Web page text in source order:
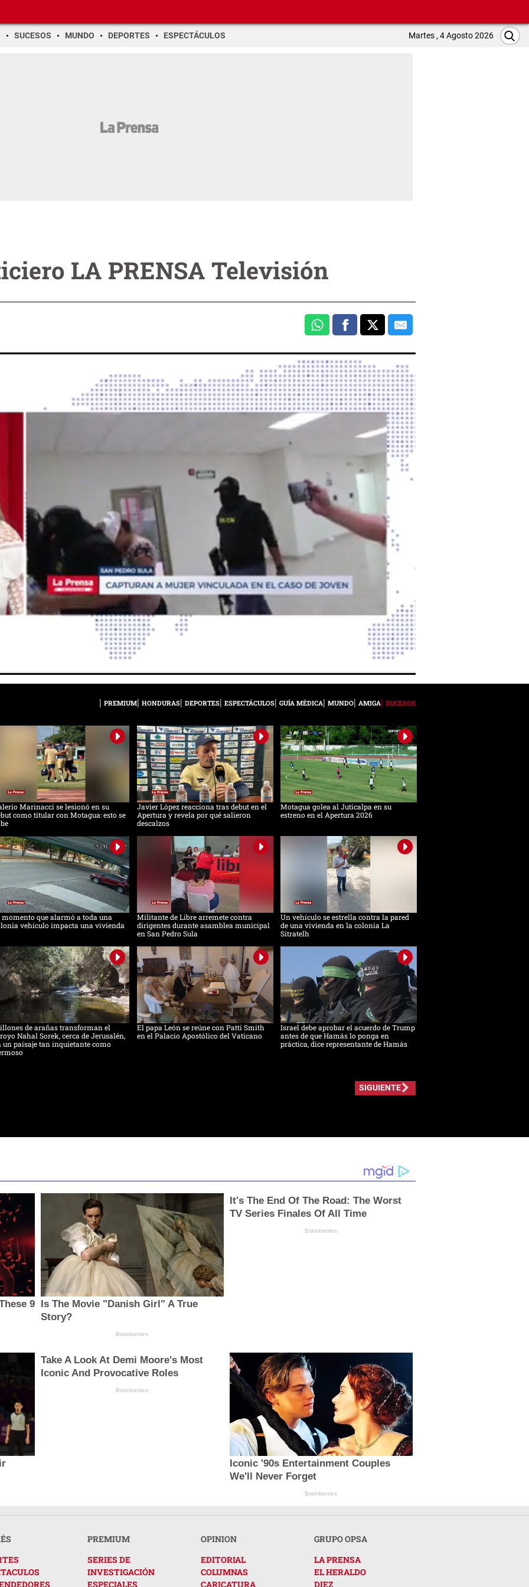
SUCESOS MUNDO DEPORTES ESPECTÁCULOS Martes , 4 Agosto 2026
LA PRENSA Televisión
PREMIUM HONDURAS DEPORTES ESPECTÁCULOS GUÍA MÉDICA MUNDO AMIGA SUCESOS
Marinacci se lesionó en su
como titular con Motagua: esto se
Javier López reacciona tras debut en el
Apertura y revela por qué salieron
descalzos
Motagua golea al Juticalpa en su
estreno en el Apertura 2026
momento que alarmó a toda una
vehículo impacta una vivienda
Militante de Libre arremete contra
dirigentes durante asamblea municipal
en San Pedro Sula
Un vehículo se estrella contra la pared
de una vivienda en la colonia La
Sitratelh
de arañas transforman el
Nahal Sorek, cerca de Jerusalén,
un paisaje tan inquietante como
El papa León se reúne con Patti Smith
en el Palacio Apostólico del Vaticano
Israel debe aprobar el acuerdo de Trump
antes de que Hamás lo ponga en
práctica, dice representante de Hamás
SIGUIENTE
9 Is The Movie "Danish Girl" A True
Story?
Brainberries
It's The End Of The Road: The Worst
TV Series Finales Of All Time
Brainberries
Take A Look At Demi Moore's Most
Iconic And Provocative Roles
Brainberries
Iconic '90s Entertainment Couples
We'll Never Forget
Brainberries
PREMIUM
SERIES DE
INVESTIGACIÓN
ESPECIALES
OPINION
EDITORIAL
COLUMNAS
CARICATURA
GRUPO OPSA
LA PRENSA
EL HERALDO
DIEZ